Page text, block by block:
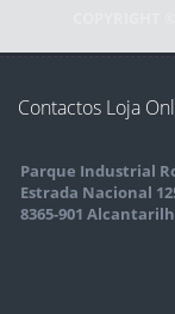
COPYRIGHT
Contactos Loja
Parque Industrial
Estrada Nacional
8365-901